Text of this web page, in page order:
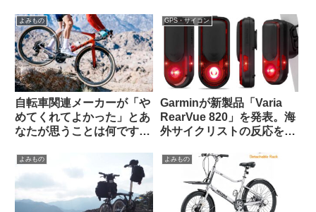
よみもの
自転車関連メーカーが「や
めてくれてよかった」とあ
なたが思うことは何ですか
GPS・サイコン
Garminが新製品「Varia
RearVue 820」を発表。海
外サイクリストの反応を観
よみもの よみもの